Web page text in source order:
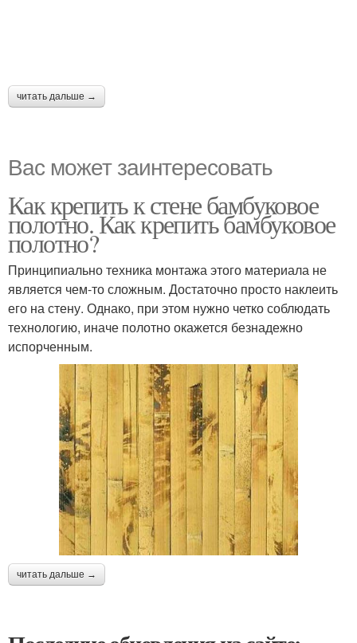
читать дальше →
Вас может заинтересовать
Как крепить к стене бамбуковое
полотно. Как крепить бамбуковое
полотно?
Принципиально техника монтажа этого материала не
является чем-то сложным. Достаточно просто наклеить
его на стену. Однако, при этом нужно четко соблюдать
технологию, иначе полотно окажется безнадежно
испорченным.
читать дальше →